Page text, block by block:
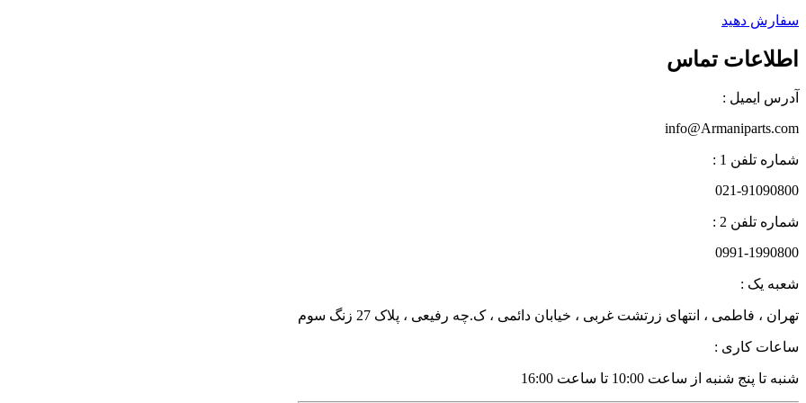
سفارش دهید
اطلاعات تماس
آدرس ایمیل :
info@Armaniparts.com
شماره تلفن 1 :
021-91090800
شماره تلفن 2 :
0991-1990800
شعبه یک :
تهران ، فاطمی ، انتهای زرتشت غربی ، خیابان دائمی ، ک.چه رفیعی ، پلاک 27 زنگ سوم
ساعات کاری :
شنبه تا پنج شنبه از ساعت 10:00 تا ساعت 16:00